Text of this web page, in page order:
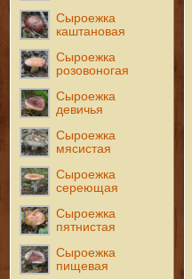
Сыроежка
каштановая
Сыроежка
розовоногая
Сыроежка
девичья
Сыроежка
мясистая
Сыроежка
сереющая
Сыроежка
пятнистая
Сыроежка
пищевая